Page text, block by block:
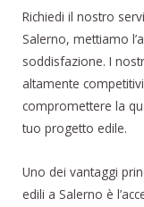
Richiedi il nostro
Salerno, mettiamo
soddisfazione. I
altamente
compromettere la
tuo progetto edile.
Uno dei vantaggi
edili a Salerno è